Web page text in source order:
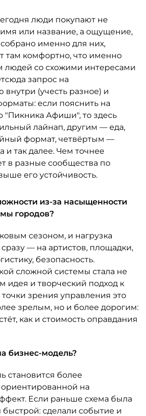
люди покупают не
или название, а ощущение,
именно для них,
там комфортно, что именно
людей со схожими интересами
запрос на
(учесть разное) и
если пояснить на
"Пикника Афиши", то здесь
лайнап, другим — еда,
формат, четвёртым —
и так далее. Чем точнее
в разные сообщества по
его устойчивость.
из-за насыщенности
городов?
сезоном, и нагрузка
— на артистов, площадки,
безопасность.
сложной системы стала не
идея и творческий подход к
зрения управления это
зрелым, но и более дорогим:
как и стоимость оправдания
бизнес-модель?
становится более
ориентированной на
Если раньше схема была
быстрой: сделали событие и